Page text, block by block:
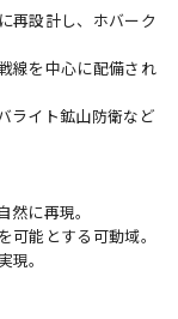
再設計し、ホバーク
線を中心に配備され
ライト鉱山防衛など
に再現。
能とする可動域。
。